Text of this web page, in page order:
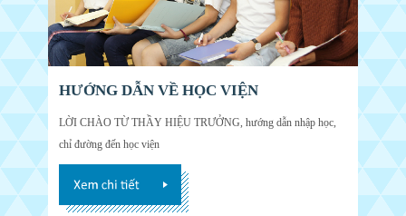
HƯỚNG DẪN VỀ HỌC VIỆN
LỜI CHÀO TỪ THẦY HIỆU TRƯỞNG, hướng dẫn nhập học,
chỉ đường đến học viện